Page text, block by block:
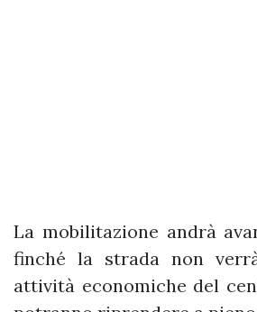
La mobilitazione andrà
finché la strada non
attività economiche del